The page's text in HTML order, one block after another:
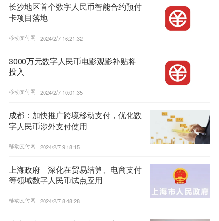
长沙地区首个数字人民币智能合约预付
卡项目落地
移动支付网 | 2024/2/7 16:21:32
3000万元数字人民币电影观影补贴将
投入
移动支付网 | 2024/2/7 10:01:35
成都：加快推广跨境移动支付，优化数
字人民币涉外支付使用
移动支付网 | 2024/2/7 9:18:15
上海政府：深化在贸易结算、电商支付
等领域数字人民币试点应用
移动支付网 | 2024/2/7 8:48:28